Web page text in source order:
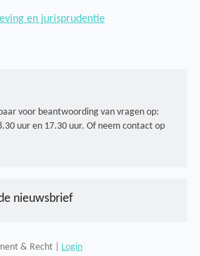
en jurisprudentie
voor beantwoording van vragen op:
uur en 17.30 uur. Of neem contact op
nieuwsbrief
& Recht | Login